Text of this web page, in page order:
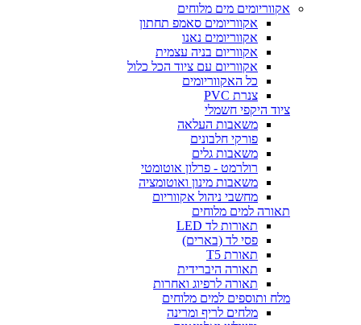
אקווריומים מים מלוחים
אקווריומים סאמפ תחתון
אקווריומים נאנו
אקווריום בניה עצמית
אקווריום עם ציוד הכל כלול
כל האקווריומים
צנרת PVC
ציוד היקפי חשמלי
משאבות העלאה
פורקי חלבונים
משאבות גלים
רולרמט - פרלון אוטומטי
משאבות מינון ואוטומציה
מחשבי ניהול אקווריום
תאורה למים מלוחים
תאורות לד LED
פסי לד (בארים)
תאורת T5
תאורה היברידית
תאורה לרפיוג ואחרות
מלח ותוספים למים מלוחים
מלחים לריף ומרינה